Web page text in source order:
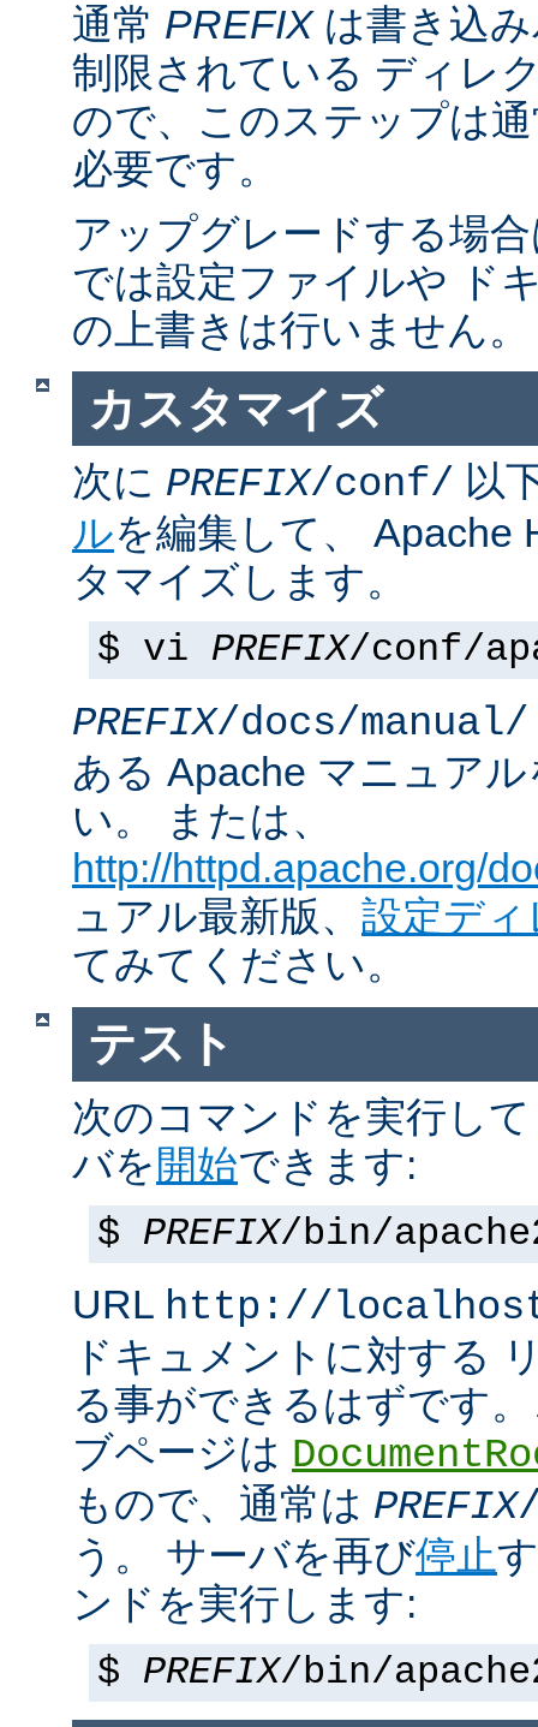
通常 PREFIXは書き込
制限されている ディレ
ので、このステップは
必要です。
アップグレードする場
では設定ファイルや ド
の上書きは行いません。
カスタマイズ
次に PREFIX/conf/ 以
ルを編集して、 Apache
タマイズします。
$ vi PREFIX/conf/
PREFIX/docs/manual/
ある Apache マニュア
い。 または、
http://httpd.apache.org/
ュアル最新版、 設定デ
てみてください。
テスト
次のコマンドを実行し
バを 開始できます:
$ PREFIX/bin/
URL http://
ドキュメントに対する
る事ができるはずです
ブページは
もので、通常は PREFIX
う。 サーバを再び停止
ンドを実行します:
$ PREFIX/bin/